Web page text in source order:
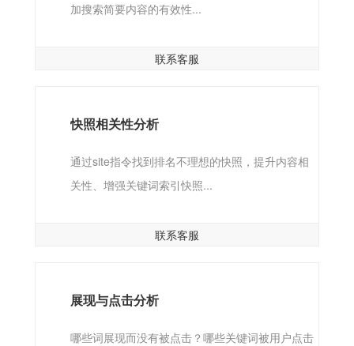
加搜索简要内容的有效性...
联系客服
快照相关性分析
通过site指令找到排名不理想的快照，提升内容相
关性、增强关键词索引快照...
联系客服
展现与点击分析
哪些词展现而没有被点击？哪些关键词被用户点击